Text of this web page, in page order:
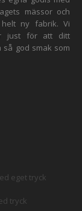
mässor och
ny fabrik. Vi
just för att ditt
god smak som